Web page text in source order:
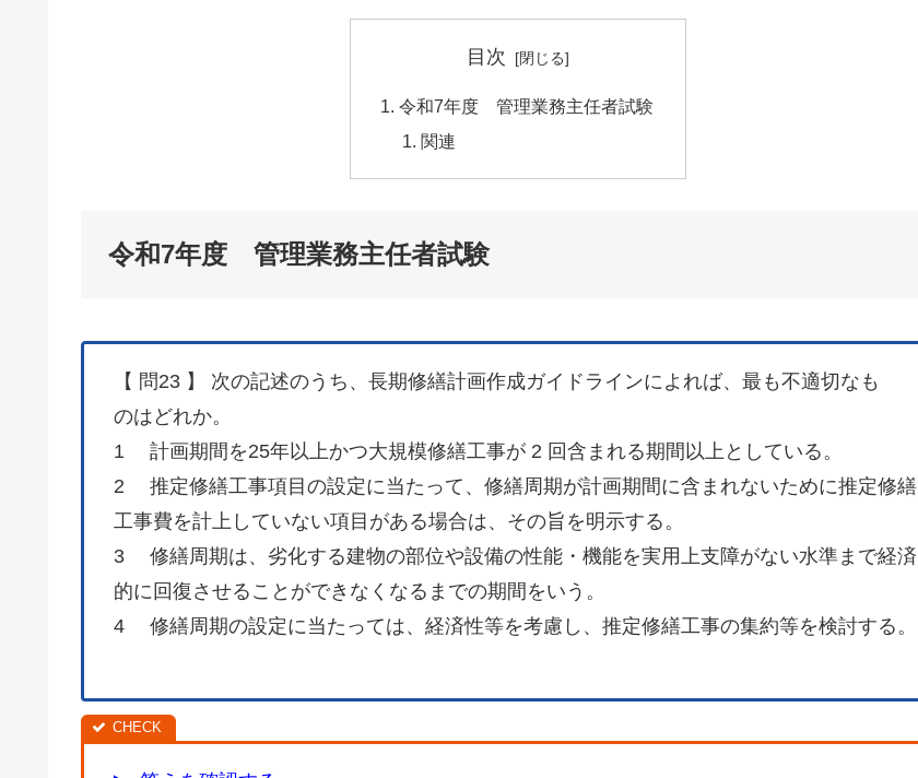
目次
令和7年度 管理業務主任者試験
関連
令和7年度 管理業務主任者試験
【 問23 】 次の記述のうち、長期修繕計画作成ガイドラインによれば、最も不適切なも
のはどれか。
1 計画期間を25年以上かつ大規模修繕工事が 2 回含まれる期間以上としている。
2 推定修繕工事項目の設定に当たって、修繕周期が計画期間に含まれないために推定修繕
工事費を計上していない項目がある場合は、その旨を明示する。
3 修繕周期は、劣化する建物の部位や設備の性能・機能を実用上支障がない水準まで経済
的に回復させることができなくなるまでの期間をいう。
4 修繕周期の設定に当たっては、経済性等を考慮し、推定修繕工事の集約等を検討する。